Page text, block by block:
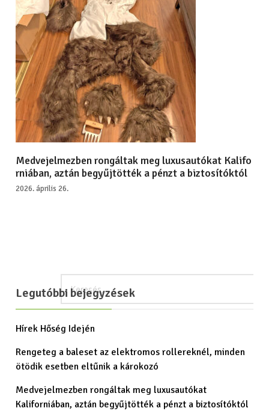
Medvejelmezben rongáltak meg luxusautókat Kalifo
rniában, aztán begyűjtötték a pénzt a biztosítóktól
2026. április 26.
Legutóbbi bejegyzések
Hírek Hőség Idején
Rengeteg a baleset az elektromos rollereknél, minden
ötödik esetben eltűnik a károkozó
Medvejelmezben rongáltak meg luxusautókat
Kaliforniában, aztán begyűjtötték a pénzt a biztosítóktól